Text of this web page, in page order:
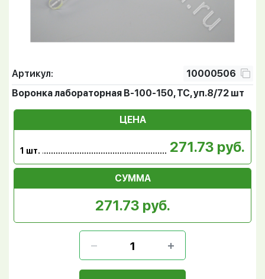
Артикул:
10000506
Воронка лабораторная В-100-150, ТС, уп.8/72 шт
ЦЕНА
1 шт. 271.73 руб.
СУММА
271.73 руб.